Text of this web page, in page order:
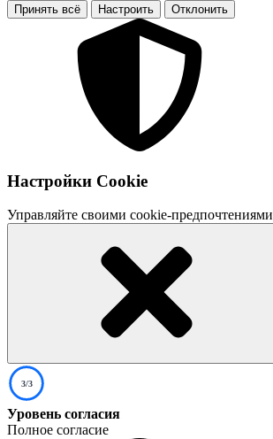
Принять всё Настроить Отклонить
Настройки Cookie
Управляйте своими cookie-предпочтениями
3/3
Уровень согласия
Полное согласие